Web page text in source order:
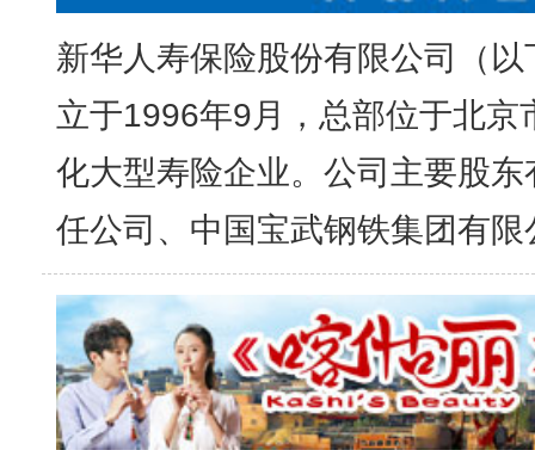
新华人寿保险股份有限公司（以
立于1996年9月，总部位于北京
化大型寿险企业。公司主要股
任公司、中国宝武钢铁集团有